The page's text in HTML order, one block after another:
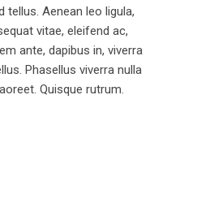
tellus. Aenean leo ligula,
vitae, eleifend ac,
ante, dapibus in, viverra
Phasellus viverra nulla
Quisque rutrum.